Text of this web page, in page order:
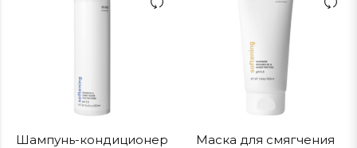
Шампунь-кондиционер
Маска для смягчения